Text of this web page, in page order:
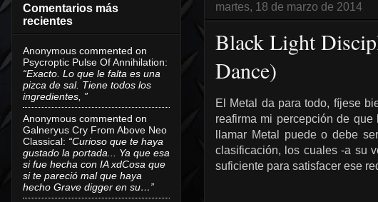
martes, 18 de marzo de 2014
Black Light
Dance)
El Metal da para todo, fíjese
reafirma mi percepción de
llamar Metal puede o debe
clasificación, los cuales -a su
suficiente para satisfacer ese
Comentarios más
recientes
Anonymous commented on
Psycroptic Pulse Of Annihilation:
“Exacto. Lo que le falta es una
pizca de sal. Tiene todos los
ingredientes, ”
Anonymous commented on
Galneryus Cry From Above Neo
Classical: “Curioso que te haya
gustado la portada... Ya que esa
si fue hecha con IA xdCosa que
si te pareció mal que haya
hecho Grave digger en su…”